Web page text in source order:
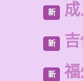
新
新
新